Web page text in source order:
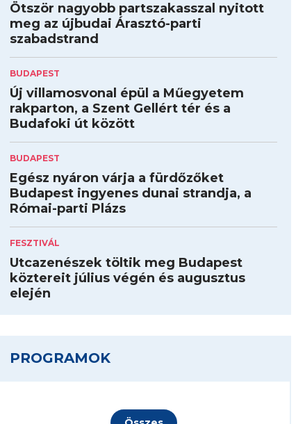
Ötször nagyobb partszakasszal nyitott
meg az újbudai Árasztó-parti
szabadstrand
BUDAPEST
Új villamosvonal épül a Műegyetem
rakparton, a Szent Gellért tér és a
Budafoki út között
BUDAPEST
Egész nyáron várja a fürdőzőket
Budapest ingyenes dunai strandja, a
Római-parti Plázs
FESZTIVÁL
Utcazenészek töltik meg Budapest
köztereit július végén és augusztus
elején
PROGRAMOK